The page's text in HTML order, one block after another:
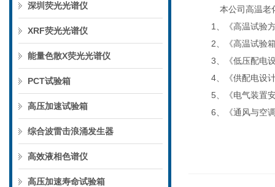
深圳荧光光谱仪
XRF荧光光谱仪
能量色散X荧光光谱仪
PCT试验箱
高压加速试验箱
综合波雷击浪涌发生器
高效液相色谱仪
高压加速寿命试验箱
本公司高温老
1、
《高温试验
2、
《高温试验
3、
《低压配电
4、
《供配电设
5、
《电气装置
6、
《通风与空